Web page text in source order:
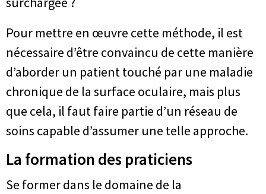
Pour mettre en œuvre cette méthode, il est
nécessaire d’être convaincu de cette manière
d’aborder un patient touché par une maladie
chronique de la surface oculaire, mais plus
que cela, il faut faire partie d’un réseau de
soins capable d’assumer une telle approche.
La formation des praticiens
Se former dans le domaine de la